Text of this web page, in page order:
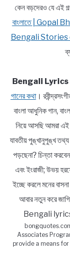
কেন বড়দেরও যে এই
বাংলাতে | Gopal
Bengali Stories
Bengali Lyrics
গানের কথা।
বাংলা আধুনিক গান,
নিয়ে আসছি আমরা এই
যাবতীয় পুঙ্খানুপুঙ্খ তথ্য
পড়ছেনা? চিন্তা
এবং ইংরাজী; উভয়
ইচ্ছে করলে মনের
আবার নতুন করে
Bengali lyrics
Associates
provide a means